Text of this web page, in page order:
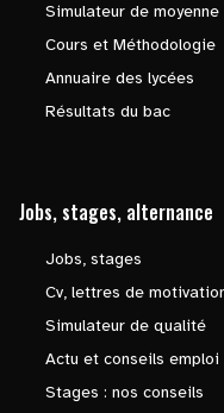
Simulateur de
Cours et Méthodologie
Annuaire des lycées
Résultats du bac
Jobs, stages, alternance
Jobs, stages
Cv, lettres de
Simulateur de qualité
Actu et conseils emploi
Stages : nos conseils